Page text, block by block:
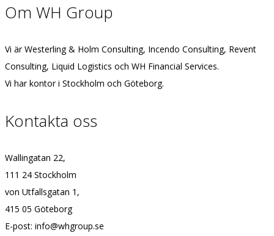
Om WH Group
Vi är Westerling & Holm Consulting, Incendo Consulting, Revent
Consulting, Liquid Logistics och WH Financial Services.
Vi har kontor i Stockholm och Göteborg.
Kontakta oss
Wallingatan 22,
111 24 Stockholm
von Utfallsgatan 1,
415 05 Göteborg
E-post: info@whgroup.se